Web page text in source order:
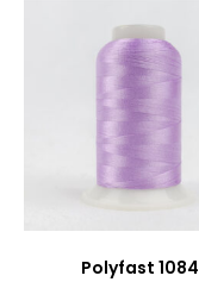
Polyfast 1084